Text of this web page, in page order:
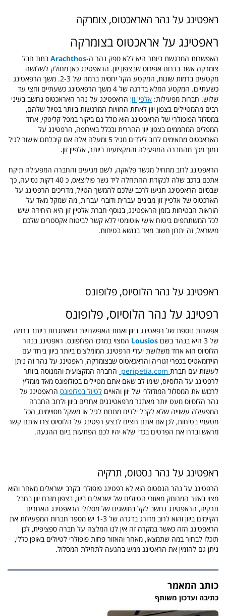
ראפטינג על נהר האראכטוס, צומרקה
ראפטינג על אראכטוס בצומרקה
האפשרות המרגשת ביותר היא ללא ספק נהר ה-Arachthos בתת חבל
צומרקה אשר בדרום אפירוס שבצפון יוון. הראפטינג כאן מחולק לשלושה
מקטעים ברמות שונות, המקטע הקל יחסית ברמה של 2-3. משך הרפאטינג
כשעתיים. המקטע המלא בדרגה של 4 משך הרפאטינג כשעתיים וחצי עד
שלוש. חברות מפעילות: אלפין זון הראפטינג על נהר האראכטוס נחשב בעיני
רבים מהמטיילים בצפון יוון לאחת החוויות המרגשות ביותר בטיול שלהם,
במסלול הפופולרי של הראפטינג הוא כולל גם ביקור במפל קליפקי, אחד
המפלים המהממים בצפון יוון ההררית ובכלל באירופה, הרפטינג על
האראכטוס מתאימים לרוב לילדים מגיל 5 ומעלה אלה אם קיבלתם אישור לגיל
נמוך מכך מהחברה המפעילה והמקצועית ביותר, אלפיין זון.
הראפטינג לרוב מתחיל מגשר פלאקה, לשם מגיעים והחברה המפעילה תיקח
אתכם ברכב שלה לנקודת ההתחלה ליד גשר פוליצאס, כ 40 דקות נסיעה, כך
שבסיום הראפטינג תגיעו לרכב שלכם להמשך הטיול, מדריכים הרפטינג על
הארכטוס של אלפיין זון מבינים עברית ודוברי עברית, מה שמקל מאד על
הוראות הבטיחות בזמן הראפטינג, בנוסף חברת אלפיין זון היא היחידה שיש
לכל המשתתפים ביטוח אישי אוטומטי ללא קשר לביטוח אקסטרים שלכם
מישראל, זה יתרון חשוב מאד בנושא בטיחות.
ראפטינג על נהר הלוסיוס, פלופונס
רפטינג על נהר הלוסיוס, פלופונס
אפשרות נוספת של רפאטינג ביוון ואחת האפשרויות המאתגרות ביותר ברמה
של 3 היא בנהר בשם
Lousios המצוי במרכז הפלופונס. ראפטינג בנהר
הלוסיוס הוא אחד משלושת יעדי הרפטינג המומלצים ביותר ביוון ביחד עם
הוידומאטיס בכפרי זגוריה והראכאטוס שבצומרקה, ראפטינג על נהר זה ניתן
לעשות עם חברת
החברה המקצועית והמנוסה ביותר
לרפטינג על הלוסיוס, שימו לב שאם אתם מטיילים בפולופונס מאד מומלץ
לרכוש את המסלול המודולרי של יוון והאיים לטיול בפלופונס הראפטינג על
נהר הלוסיוס מעט יותר מאתגר מרפאטינגים אחרים ביוון ולרוב החברה
המפעילה עשוייה שלא לקבל ילדים מתחת לגיל או משקל מסויימים, הכל
מטעמי בטיחות, לכן אם אתם רוצים לבצע רפטינג על הלוסיוס צרו איתם קשר
מראש ובררו את הפרטים בכדי שלא יהיו לכם הפתעות ביום ההגעה.
ראפטינג על נהר נסטוס, תרקיה
הרפטינג על נהר הנסטוס הוא לא רפטינג פופולרי בקרב ישראלים מאחר והוא
מצוי באזור המרוחק מאזורי הטיולים של ישראלים ביוון, בצפון מזרח יוון בחבל
תרקיה, הראפטינג נחשב לקל במושגים של מסלולי הראפטינג האחרים
הקיימים ביוון והוא לרוב מדורג בדגרה של 1-3 יש מספר חברות המפעילות את
הראפטינג הזה כאשר במקרה זה אין לנו המלצה על חברה ספציפית, לכן
תוכלו לבחור במה שתמצאו, מאחר והאזור פחות פופולרי לטיולים באופן כללי,
ניתן גם להזמין את הראטינג ממש בהגעה לתחילת המסלול.
כותב המאמר
כתיבה ועדכון משותף